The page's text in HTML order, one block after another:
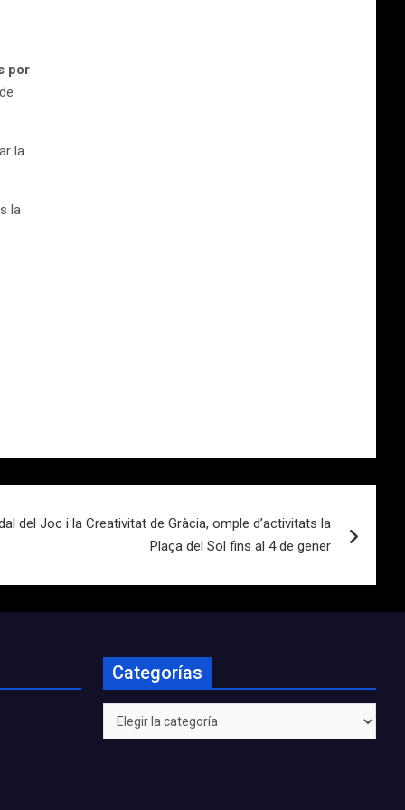
por
la
la
del Joc i la Creativitat de Gràcia, omple d’activitats la
Plaça del Sol fins al 4 de gener
Categorías
Categorías